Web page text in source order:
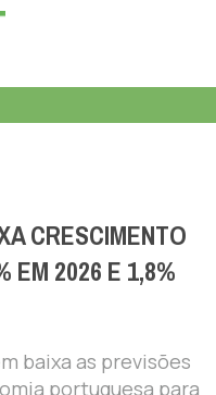
CRESCIMENTO
EM 2026 E 1,8%
baixa as previsões
portuguesa para